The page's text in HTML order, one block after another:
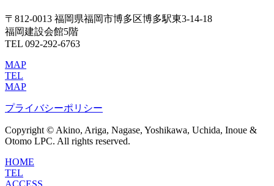
〒812-0013 福岡県福岡市博多区博多駅東3-14-18
福岡建設会館5階
TEL 092-292-6763
MAP
TEL
MAP
プライバシーポリシー
Copyright © Akino, Ariga, Nagase, Yoshikawa, Uchida, Inoue &
Otomo LPC. All rights reserved.
HOME
TEL
ACCESS